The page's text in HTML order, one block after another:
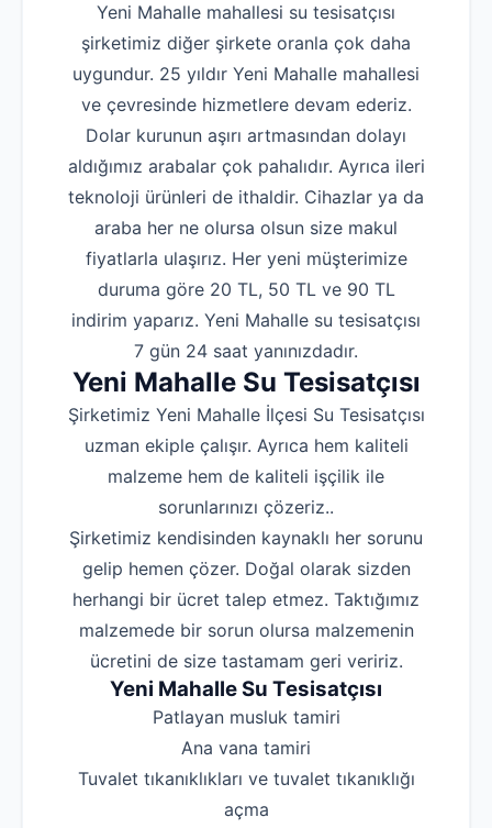
Yeni Mahalle mahallesi su tesisatçısı
şirketimiz diğer şirkete oranla çok daha
uygundur. 25 yıldır Yeni Mahalle mahallesi
ve çevresinde hizmetlere devam ederiz.
Dolar kurunun aşırı artmasından dolayı
aldığımız arabalar çok pahalıdır. Ayrıca ileri
teknoloji ürünleri de ithaldir. Cihazlar ya da
araba her ne olursa olsun size makul
fiyatlarla ulaşırız. Her yeni müşterimize
duruma göre 20 TL, 50 TL ve 90 TL
indirim yaparız. Yeni Mahalle su tesisatçısı
7 gün 24 saat yanınızdadır.
Yeni Mahalle Su Tesisatçısı
Şirketimiz Yeni Mahalle İlçesi Su Tesisatçısı
uzman ekiple çalışır. Ayrıca hem kaliteli
malzeme hem de kaliteli işçilik ile
sorunlarınızı çözeriz..
Şirketimiz kendisinden kaynaklı her sorunu
gelip hemen çözer. Doğal olarak sizden
herhangi bir ücret talep etmez. Taktığımız
malzemede bir sorun olursa malzemenin
ücretini de size tastamam geri veririz.
Yeni Mahalle Su Tesisatçısı
‌Patlayan musluk tamiri
‌Ana vana tamiri
‌Tuvalet tıkanıklıkları ve tuvalet tıkanıklığı
açma